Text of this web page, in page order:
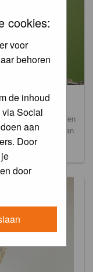
cookies:
voor
behoren
de inhoud
Social
aan
Door
door
foto's worden
blijven hier staan